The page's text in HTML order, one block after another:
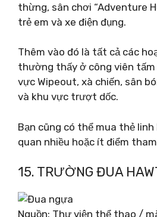
thừng, sân chơi “Adventure
trẻ em và xe điện đụng.
Thêm vào đó là tất cả các
thường thấy ở công viên tấm
vực Wipeout, xà chiến, sân
và khu vực trượt dốc.
Bạn cũng có thể mua thẻ
quan nhiều hoặc ít điểm
15. TRƯỜNG ĐUA
Nguồn: Thư viện thể thao /